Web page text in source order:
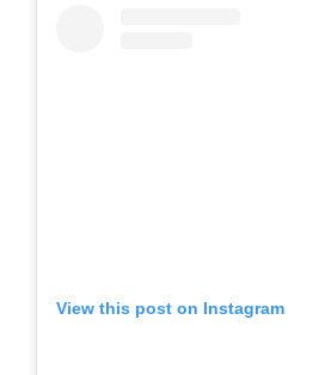
View this post on Instagram